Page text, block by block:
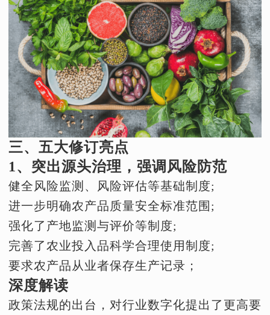
三、五大修订亮点
1、突出源头治理，强调风险防范
健全风险监测、风险评估等基础制度;
进一步明确农产品质量安全标准范围;
强化了产地监测与评价等制度;
完善了农业投入品科学合理使用制度;
要求农产品从业者保存生产记录；
深度解读
政策法规的出台，对行业数字化提出了更高要